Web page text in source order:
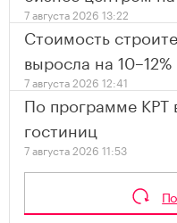
7 августа 2026 13:22
Стоимость
выросла на 10–12%
7 августа 2026 12:41
По программе КРТ
гостиниц
7 августа 2026 11:53